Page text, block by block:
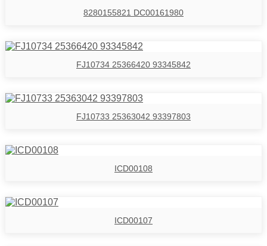
8280155821 DC00161980
FJ10734 25366420 93345842
FJ10733 25363042 93397803
ICD00108
ICD00107